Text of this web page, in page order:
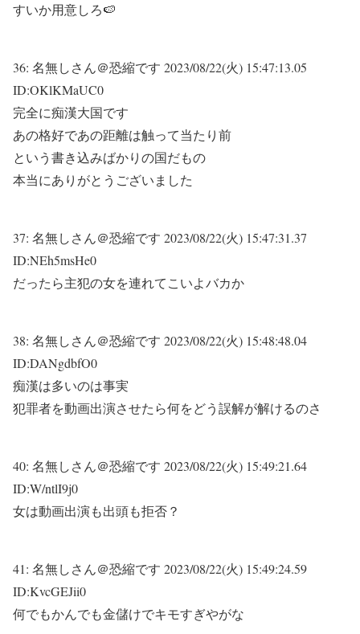
すいか用意しろ🍉
36: 名無しさん＠恐縮です 2023/08/22(火) 15:47:13.05
ID:OKlKMaUC0
完全に痴漢大国です
あの格好であの距離は触って当たり前
という書き込みばかりの国だもの
本当にありがとうございました
37: 名無しさん＠恐縮です 2023/08/22(火) 15:47:31.37
ID:NEh5msHe0
だったら主犯の女を連れてこいよバカか
38: 名無しさん＠恐縮です 2023/08/22(火) 15:48:48.04
ID:DANgdbfO0
痴漢は多いのは事実
犯罪者を動画出演させたら何をどう誤解が解けるのさ
40: 名無しさん＠恐縮です 2023/08/22(火) 15:49:21.64
ID:W/ntlI9j0
女は動画出演も出頭も拒否？
41: 名無しさん＠恐縮です 2023/08/22(火) 15:49:24.59
ID:KvcGEJii0
何でもかんでも金儲けでキモすぎやがな